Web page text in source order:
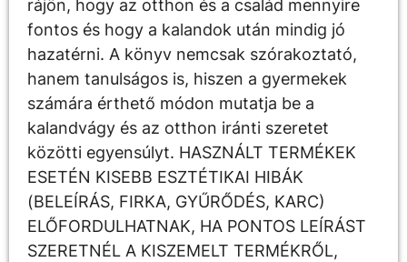
rájön, hogy az otthon és a család mennyire
fontos és hogy a kalandok után mindig jó
hazatérni. A könyv nemcsak szórakoztató,
hanem tanulságos is, hiszen a gyermekek
számára érthető módon mutatja be a
kalandvágy és az otthon iránti szeretet
közötti egyensúlyt. HASZNÁLT TERMÉKEK
ESETÉN KISEBB ESZTÉTIKAI HIBÁK
(BELEÍRÁS, FIRKA, GYŰRŐDÉS, KARC)
ELŐFORDULHATNAK, HA PONTOS LEÍRÁST
SZERETNÉL A KISZEMELT TERMÉKRŐL,